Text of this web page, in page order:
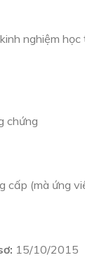
nghiệm học
chứng
cấp (mà ứng
15/10/2015